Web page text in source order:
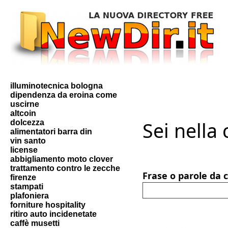
illuminotecnica bologna
dipendenza da eroina come
uscirne
altcoin
dolcezza
alimentatori barra din
vin santo
license
abbigliamento moto clover
trattamento contro le zecche
firenze
stampati
plafoniera
forniture hospitality
ritiro auto incidenetate
caffè musetti
Sei
Frase o parole da